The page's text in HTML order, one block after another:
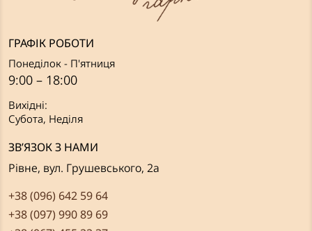
ГРАФІК РОБОТИ
Понеділок - П'ятниця
9:00 – 18:00
Вихідні:
Субота, Неділя
ЗВ’ЯЗОК З НАМИ
Рівне, вул. Грушевського, 2а
+38 (096) 642 59 64
+38 (097) 990 89 69